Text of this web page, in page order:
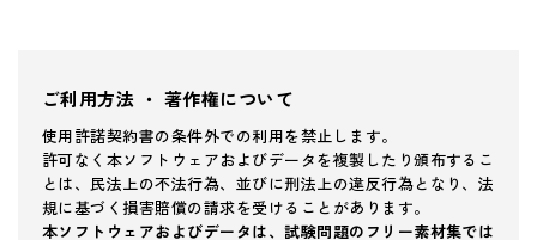
ご利用方法 ・ 著作権について
使用許諾契約書の条件外での利用を禁止します。
許可なく本ソフトウェアおよびデータを複製したり頒布するこ
とは、民法上の不法行為、並びに刑法上の違反行為となり、法
規に基づく損害賠償の請求を受けることがあります。
本ソフトウェアおよびデータは、試験問題のフリー素材集では